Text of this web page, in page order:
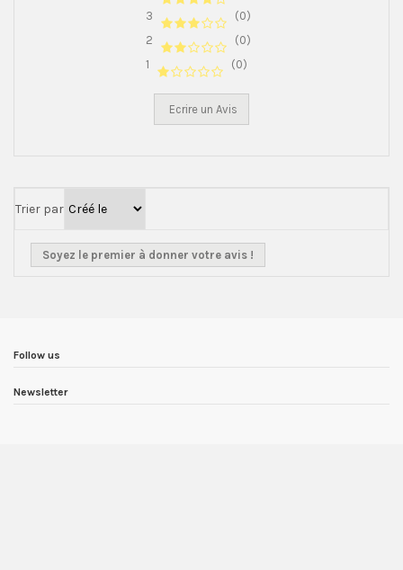
3
(0)
2
(0)
1
(0)
Ecrire un Avis
Trier par
Soyez le premier à donner votre avis !
Follow us
Newsletter